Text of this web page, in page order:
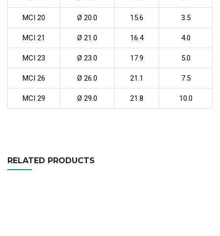
MCI 20 Ø 20.0 15.6 3.5
MCI 21 Ø 21.0 16.4 4.0
MCI 23 Ø 23.0 17.9 5.0
MCI 26 Ø 26.0 21.1 7.5
MCI 29 Ø 29.0 21.8 10.0
RELATED PRODUCTS